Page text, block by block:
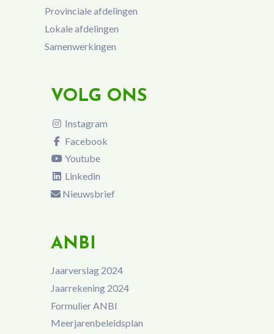
Provinciale afdelingen
Lokale afdelingen
Samenwerkingen
VOLG ONS
Instagram
Facebook
Youtube
Linkedin
Nieuwsbrief
ANBI
Jaarverslag 2024
Jaarrekening 2024
Formulier ANBI
Meerjarenbeleidsplan